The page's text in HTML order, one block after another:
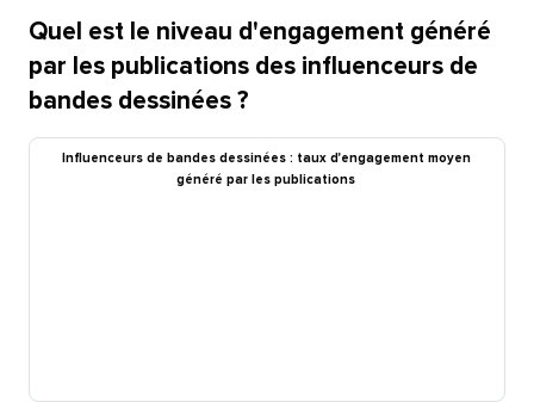
Quel est le niveau d'engagement généré
par les publications des influenceurs de
bandes dessinées ?​​
Influenceurs de bandes dessinées : taux d'engagement moyen
généré par les publications​​